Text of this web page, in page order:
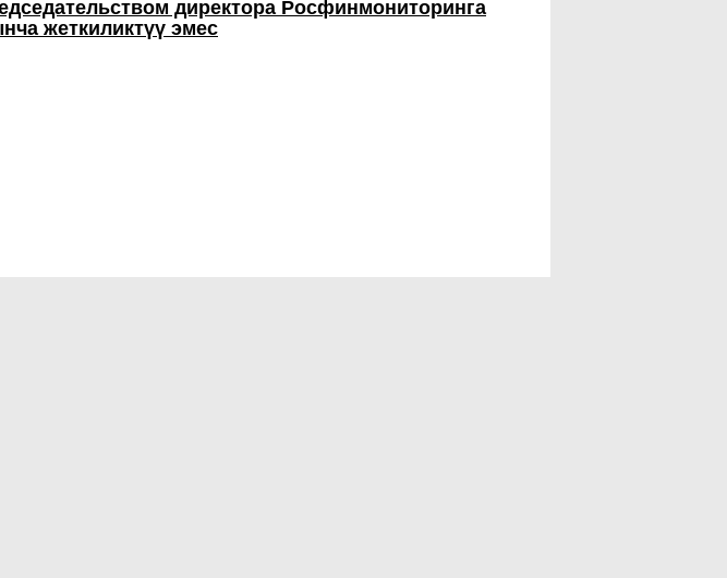
директора Росфинмониторинга
жеткиликтүү эмес